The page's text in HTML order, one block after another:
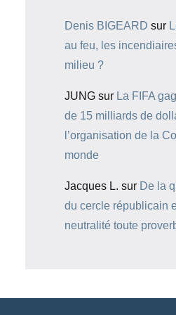
Denis BIGEARD sur
au feu, les
milieu ?
JUNG sur La FIFA
de 15 milliards de
l’organisation de la
monde
Jacques L. sur De la
du cercle républicain
neutralité toute